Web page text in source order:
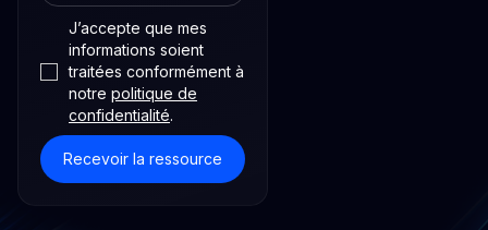
J’accepte que mes
informations soient
traitées conformément à
notre politique de
confidentialité.